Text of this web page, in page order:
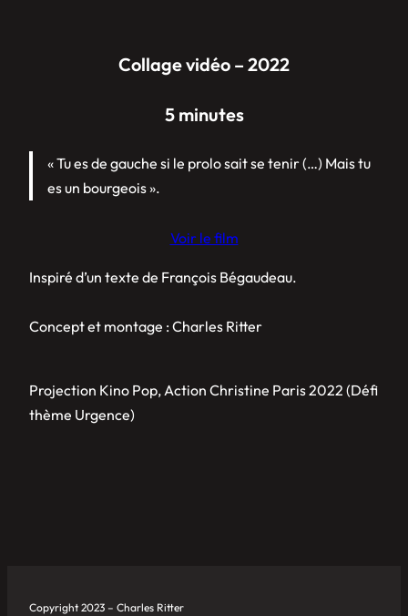
Collage vidéo – 2022
5 minutes
« Tu es de gauche si le prolo sait se tenir (…) Mais tu
es un bourgeois ».
Voir le film
Inspiré d’un texte de François Bégaudeau.
Concept et montage : Charles Ritter
Projection Kino Pop, Action Christine Paris 2022 (Défi
thème Urgence)
Copyright 2023 – Charles Ritter